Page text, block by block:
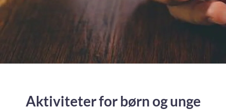
Aktiviteter for børn og unge